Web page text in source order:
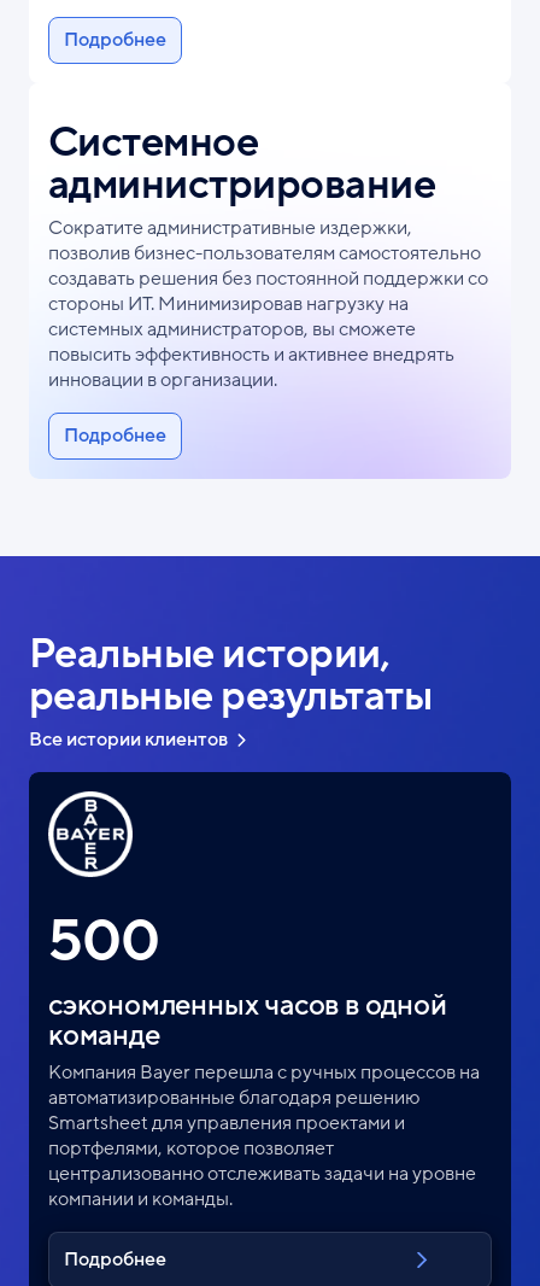
Подробнее
Системное
администрирование
Сократите административные издержки,
позволив бизнес-пользователям самостоятельно
создавать решения без постоянной поддержки со
стороны ИТ. Минимизировав нагрузку на
системных администраторов, вы сможете
повысить эффективность и активнее внедрять
инновации в организации.
Подробнее
Реальные истории,
реальные результаты
Все истории клиентов
500
сэкономленных часов в одной
команде
Компания Bayer перешла с ручных процессов на
автоматизированные благодаря решению
Smartsheet для управления проектами и
портфелями, которое позволяет
централизованно отслеживать задачи на уровне
компании и команды.
Подробнее